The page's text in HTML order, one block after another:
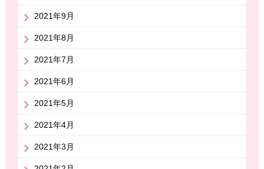
2021年9月
2021年8月
2021年7月
2021年6月
2021年5月
2021年4月
2021年3月